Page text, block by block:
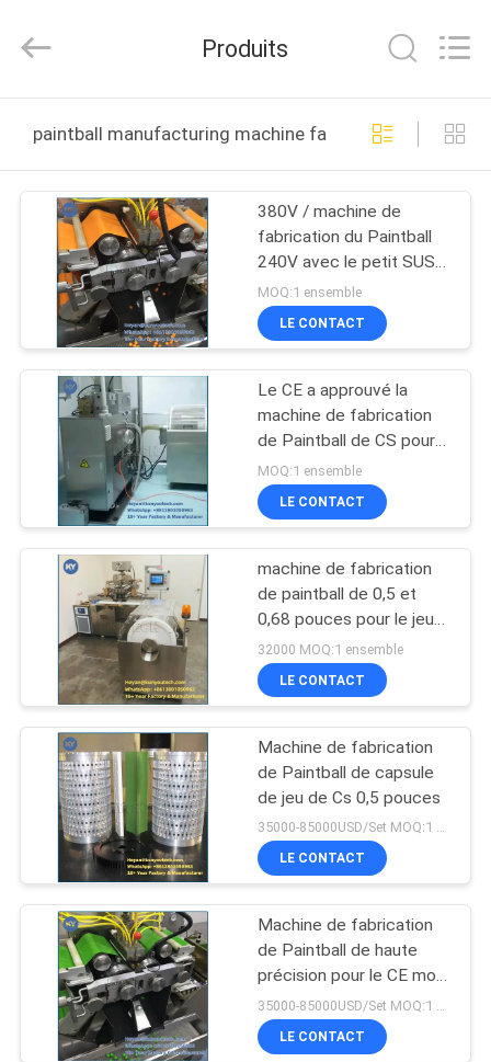
LA
MAISON
PRODUITS
VIDÉOS
PROPOS
NOUS
VISITE
L'USINE
CONTRÔLE
QUALITÉ
NOUVELLES
DEMANDEZ
UN DEVIS
Pharmatech
Rights
Produits
paintball manufacturing machine fabrication en ligne
380V / machine de
fabrication du Paintball
240V avec le petit SUS
différence/304 de
charge
MOQ:1 ensemble
LE CONTACT
Le CE a approuvé la
machine de fabrication
de Paintball de CS pour
l'amusement de sports
avec Recept
MOQ:1 ensemble
LE CONTACT
machine de fabrication
de paintball de 0,5 et
0,68 pouces pour le jeu
S403PB de CS
32000 MOQ:1 ensemble
LE CONTACT
Machine de fabrication
de Paintball de capsule
de jeu de Cs 0,5 pouces
35000-85000USD/Set MOQ:1 ensemble
LE CONTACT
Machine de fabrication
de Paintball de haute
précision pour le CE mou
de capsule
35000-85000USD/Set MOQ:1 ensemble
LE CONTACT